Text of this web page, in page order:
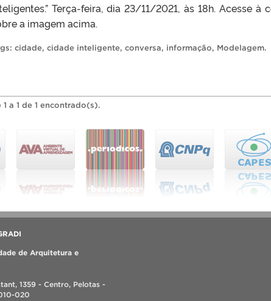
Terça-feira, dia 23/11/2021, às 18h. Acesse
a imagem acima.
cidade, cidade inteligente, conversa, informação, Modelagem.
a 1 de 1 encontrado(s).
de Arquitetura e
1359 - Centro, Pelotas -
020